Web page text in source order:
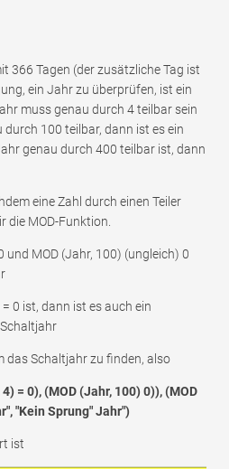
366 Tagen (der zusätzliche Tag ist
ein Jahr zu überprüfen, ist ein
muss genau durch 4 teilbar sein
100 teilbar, dann ist es ein
genau durch 400 teilbar ist, dann
eine Zahl durch einen Teiler
die MOD-Funktion.
und MOD (Jahr, 100) (ungleich) 0
0 ist, dann ist es auch ein
das Schaltjahr zu finden, also
= 0), (MOD (Jahr, 100) 0)), (MOD
"Kein Sprung" Jahr")
ist